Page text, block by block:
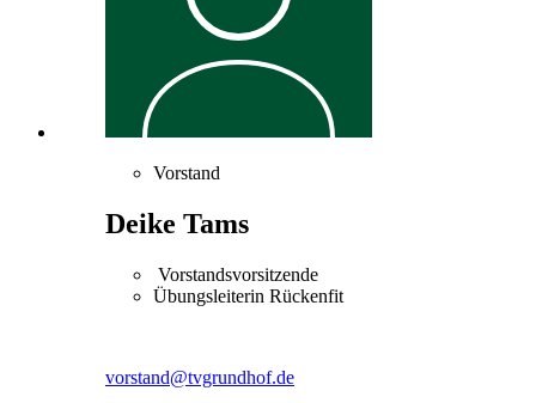
Vorstand
Deike Tams
Vorstandsvorsitzende
Übungsleiterin Rückenfit
vorstand@tvgrundhof.de